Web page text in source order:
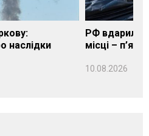
наслідки
РФ вдарила
місці –
10.08.2026